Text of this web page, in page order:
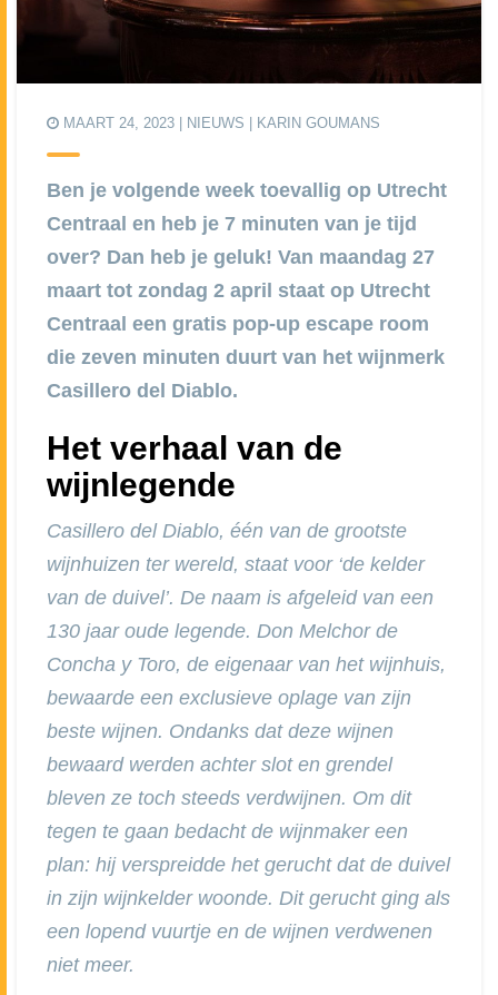
MAART 24, 2023 | NIEUWS | KARIN GOUMANS
Ben je volgende week toevallig op Utrecht
Centraal en heb je 7 minuten van je tijd
over? Dan heb je geluk! Van maandag 27
maart tot zondag 2 april staat op Utrecht
Centraal een gratis pop-up escape room
die zeven minuten duurt van het wijnmerk
Casillero del Diablo.
Het verhaal van de
wijnlegende
Casillero del Diablo, één van de grootste
wijnhuizen ter wereld, staat voor ‘de kelder
van de duivel’. De naam is afgeleid van een
130 jaar oude legende. Don Melchor de
Concha y Toro, de eigenaar van het wijnhuis,
bewaarde een exclusieve oplage van zijn
beste wijnen. Ondanks dat deze wijnen
bewaard werden achter slot en grendel
bleven ze toch steeds verdwijnen. Om dit
tegen te gaan bedacht de wijnmaker een
plan: hij verspreidde het gerucht dat de duivel
in zijn wijnkelder woonde. Dit gerucht ging als
een lopend vuurtje en de wijnen verdwenen
niet meer.